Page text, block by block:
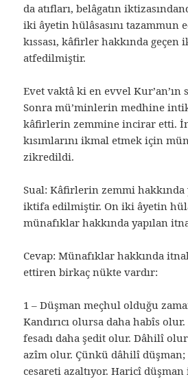
da atıfları, belâgatın
iki âyetin hülâsasını tazammun
kıssası, kâfirler hakkında
atfedilmiştir.
Evet vaktâ ki en evvel Kur’an’ın
Sonra mü’minlerin medhine
kâfirlerin zemmine incirar etti.
kısımlarını ikmal etmek için
zikredildi.
Sual: Kâfirlerin zemmi hakkında
iktifa edilmiştir. On iki âyetin
münafıklar hakkında yapılan
Cevap: Münafıklar hakkında
ettiren birkaç nükte vardır:
1 – Düşman meçhul olduğu
Kandırıcı olursa daha habîs
fesadı daha şedit olur. Dâhilî
azîm olur. Çünkü dâhilî düşman;
cesareti azaltıyor. Haricî